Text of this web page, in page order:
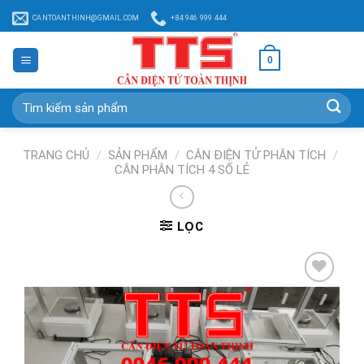
Chuyển
đến
dung
CANTOANTHINH@GMAIL.COM +84 946 999 444
0
Tìm
kiếm:
TRANG CHỦ / SẢN PHẨM / CÂN ĐIỆN TỬ PHÂN TÍCH
/
CÂN PHÂN TÍCH 4 SỐ LẺ
LỌC
Add to
Wishlist